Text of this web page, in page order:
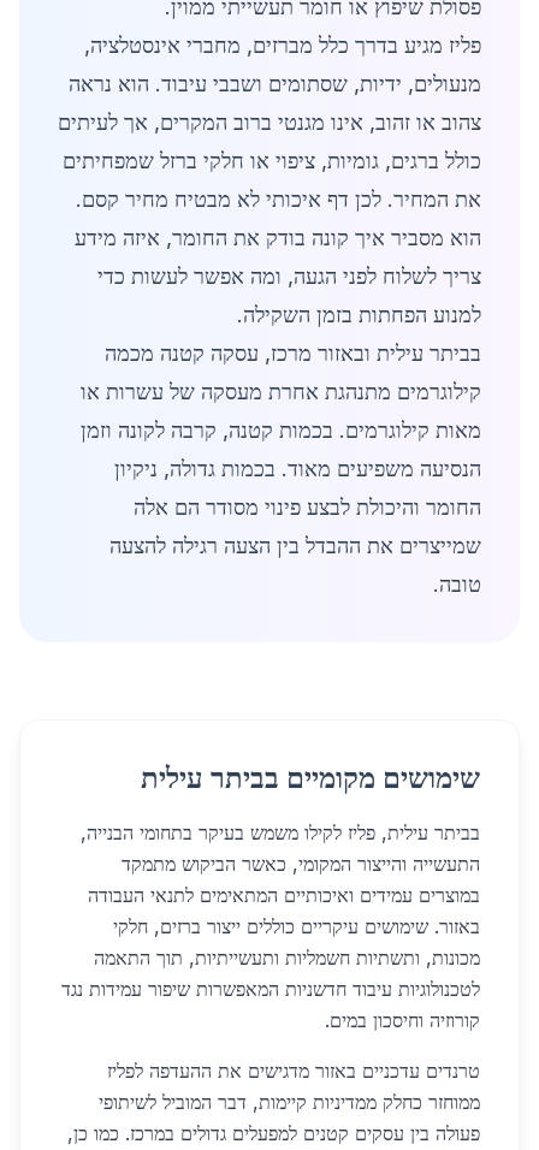
פסולת שיפוץ או חומר תעשייתי ממוין.
פליז מגיע בדרך כלל מברזים, מחברי אינסטלציה,
מנעולים, ידיות, שסתומים ושבבי עיבוד. הוא נראה
צהוב או זהוב, אינו מגנטי ברוב המקרים, אך לעיתים
כולל ברגים, גומיות, ציפוי או חלקי ברזל שמפחיתים
את המחיר. לכן דף איכותי לא מבטיח מחיר קסם.
הוא מסביר איך קונה בודק את החומר, איזה מידע
צריך לשלוח לפני הגעה, ומה אפשר לעשות כדי
למנוע הפחתות בזמן השקילה.
בביתר עילית ובאזור מרכז, עסקה קטנה מכמה
קילוגרמים מתנהגת אחרת מעסקה של עשרות או
מאות קילוגרמים. בכמות קטנה, קרבה לקונה וזמן
הנסיעה משפיעים מאוד. בכמות גדולה, ניקיון
החומר והיכולת לבצע פינוי מסודר הם אלה
שמייצרים את ההבדל בין הצעה רגילה להצעה
טובה.
שימושים מקומיים בביתר עילית
בביתר עילית, פליז לקילו משמש בעיקר בתחומי הבנייה,
התעשייה והייצור המקומי, כאשר הביקוש מתמקד
במוצרים עמידים ואיכותיים המתאימים לתנאי העבודה
באזור. שימושים עיקריים כוללים ייצור ברזים, חלקי
מכונות, ותשתיות חשמליות ותעשייתיות, תוך התאמה
לטכנולוגיות עיבוד חדשניות המאפשרות שיפור עמידות נגד
קורוזיה וחיסכון במים.
טרנדים עדכניים באזור מדגישים את ההעדפה לפליז
ממוחזר כחלק ממדיניות קיימות, דבר המוביל לשיתופי
פעולה בין עסקים קטנים למפעלים גדולים במרכז. כמו כן,